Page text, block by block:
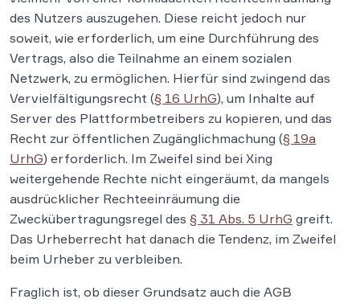
des Nutzers auszugehen. Diese reicht jedoch nur
soweit, wie erforderlich, um eine Durchführung des
Vertrags, also die Teilnahme an einem sozialen
Netzwerk, zu ermöglichen. Hierfür sind zwingend das
Vervielfältigungsrecht (§ 16 UrhG), um Inhalte auf
Server des Plattformbetreibers zu kopieren, und das
Recht zur öffentlichen Zugänglichmachung (§ 19a
UrhG) erforderlich. Im Zweifel sind bei Xing
weitergehende Rechte nicht eingeräumt, da mangels
ausdrücklicher Rechteeinräumung die
Zweckübertragungsregel des § 31 Abs. 5 UrhG greift.
Das Urheberrecht hat danach die Tendenz, im Zweifel
beim Urheber zu verbleiben.
Fraglich ist, ob dieser Grundsatz auch die AGB